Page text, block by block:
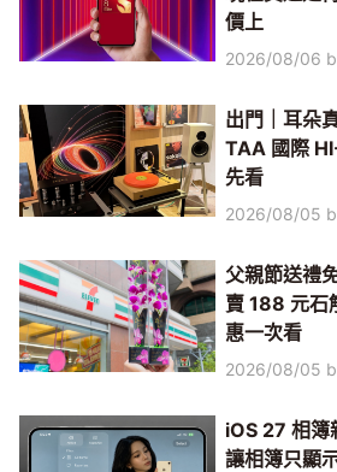
價上
2026/08/06
出門｜耳朵
TAA 國際
先看
2026/08/05
父親節送禮
賣 188 元石
惠一次看
2026/08/05
iOS 27 相簿
讓相簿只顯